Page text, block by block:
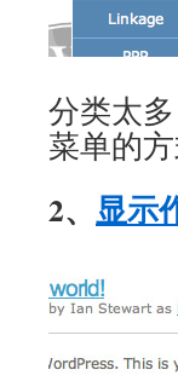
分类太
菜单的方
2、 显示